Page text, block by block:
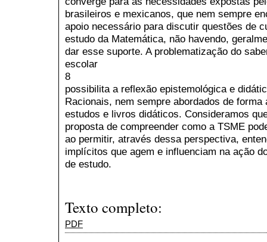
brasileiros e mexicanos, que nem sempre
apoio necessário para discutir questões de
estudo da Matemática, não havendo,
dar esse suporte. A problematização do
escolar
8
possibilita a reflexão epistemológica e
Racionais, nem sempre abordados de forma
estudos e livros didáticos. Consideramos
proposta de compreender como a TSME
ao permitir, através dessa perspectiva,
implícitos que agem e influenciam na ação
de estudo.
Texto completo:
PDF